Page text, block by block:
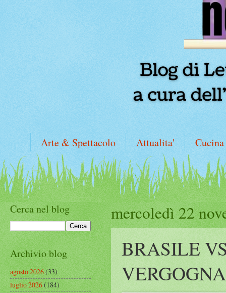
Arte & Spettacolo Attualita' Cucina
mercoledì 22
BRASILE
Cerca nel blog
Archivio blog
agosto 2026(33)
luglio 2026(184)